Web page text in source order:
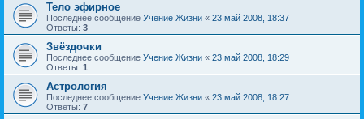
Тело эфирное
Последнее сообщение Учение Жизни « 23 май 2008, 18:37
Ответы: 3
Звёздочки
Последнее сообщение Учение Жизни « 23 май 2008, 18:29
Ответы: 1
Астрология
Последнее сообщение Учение Жизни « 23 май 2008, 18:27
Ответы: 7